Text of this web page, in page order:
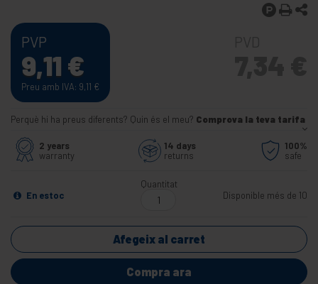
PVP
9,11 €
Preu amb IVA: 9,11 €
Perquè hi ha preus diferents? Quin és el meu? Comprova la teva tarifa
2 years
warranty
14 days
returns
100%
safe
En estoc
Quantitat
Disponible més de 10
Afegeix al carret
Compra ara